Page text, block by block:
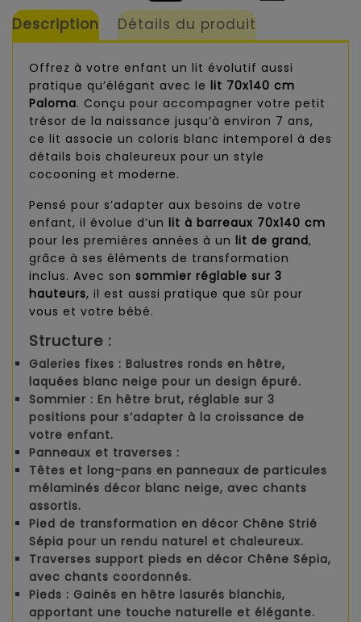
Description Détails du produit
Offrez à votre enfant un lit évolutif aussi
pratique qu’élégant avec le lit 70x140 cm
Paloma. Conçu pour accompagner votre petit
trésor de la naissance jusqu’à environ 7 ans,
ce lit associe un coloris blanc intemporel à des
détails bois chaleureux pour un style
cocooning et moderne.
Pensé pour s’adapter aux besoins de votre
enfant, il évolue d’un lit à barreaux 70x140 cm
pour les premières années à un lit de grand,
grâce à ses éléments de transformation
inclus. Avec son sommier réglable sur 3
hauteurs, il est aussi pratique que sûr pour
vous et votre bébé.
Structure :
Galeries fixes : Balustres ronds en hêtre,
laquées blanc neige pour un design épuré.
Sommier : En hêtre brut, réglable sur 3
positions pour s’adapter à la croissance de
votre enfant.
Panneaux et traverses :
Têtes et long-pans en panneaux de particules
mélaminés décor blanc neige, avec chants
assortis.
Pied de transformation en décor Chêne Strié
Sépia pour un rendu naturel et chaleureux.
Traverses support pieds en décor Chêne Sépia,
avec chants coordonnés.
Pieds : Gainés en hêtre lasurés blanchis,
apportant une touche naturelle et élégante.